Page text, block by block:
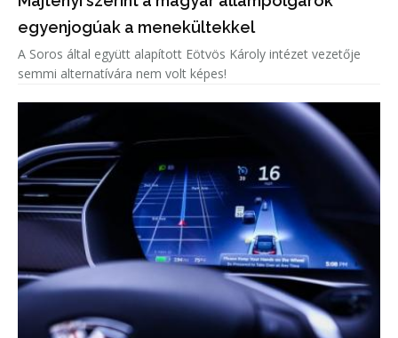
egyenjogúak a menekültekkel
A Soros által együtt alapított Eötvös Károly intézet vezetője
semmi alternatívára nem volt képes!